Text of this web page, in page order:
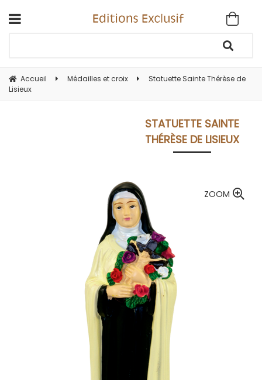
Accueil Médailles et croix
Statuette Sainte Thérèse de
Lisieux
STATUETTE SAINTE
THÉRÈSE DE LISIEUX
ZOOM